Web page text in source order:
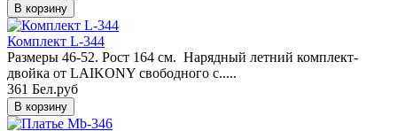
Комплект L-344
Размеры 46-52. Рост 164 см. Нарядный летний комплект-
двойка от LAIKONY свободного с.....
361 Бел.руб